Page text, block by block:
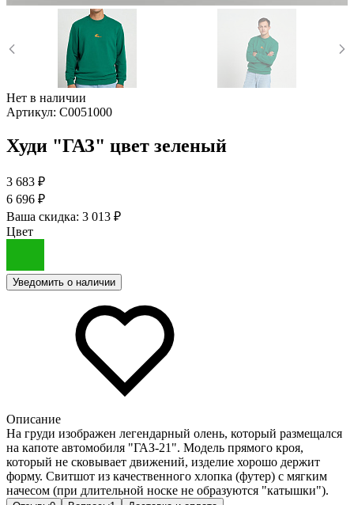
Нет в наличии
Артикул: C0051000
Худи "ГАЗ" цвет зеленый
3 683 ₽
6 696 ₽
Ваша скидка: 3 013 ₽
Цвет
Уведомить о наличии
Описание
На груди изображен легендарный олень, который размещался
на капоте автомобиля "ГАЗ-21". Модель прямого кроя,
который не сковывает движений, изделие хорошо держит
форму. Свитшот из качественного хлопка (футер) с мягким
начесом (при длительной носке не образуются "катышки").